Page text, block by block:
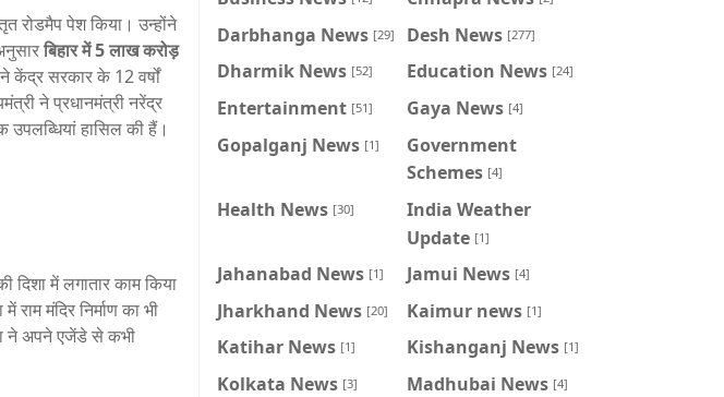
रोडमैप पेश किया। उन्होंने
बिहार में 5 लाख करोड़
केंद्र सरकार के 12 वर्षों
ने प्रधानमंत्री नरेंद्र
हासिल की हैं।
दिशा में लगातार काम किया
मंदिर निर्माण का भी
ने अपने एजेंडे से कभी
Darbhanga News [29] Desh News [277]
Dharmik News [52] Education News [24]
Entertainment [51] Gaya News [4]
Gopalganj News [1]
Government
Schemes [4]
Health News [30]
India Weather
Update [1]
Jahanabad News [1] Jamui News [4]
Jharkhand News [20] Kaimur news [1]
Katihar News [1] Kishanganj News [1]
Kolkata News [3] Madhubai News [4]